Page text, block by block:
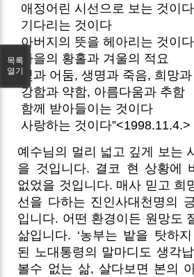
애정어린 시선으로 보는 것이다
기다리는 것이다
아버지의 뜻을 헤아리는 것이다
가을의 황홀과 겨울의 적요
빛과 어둠, 생명과 죽음, 희망
강함과 약함, 아름다움과 추함
함께 받아들이는 것이다
사랑하는 것이다”<1998.11.4.>
예수님의 멀리 넓고 깊게 보는
을 것입니다. 결코 현 상황에
없었을 것입니다. 매사 믿고 희
선을 다하는 진인사대천명의
입니다. 어떤 환경이든 원망도
삶입니다. ‘농부는 밭을 탓하
된 노대통령의 말마디도 생각
볼수 없는 삶, 살다보면 본의
목록
열기